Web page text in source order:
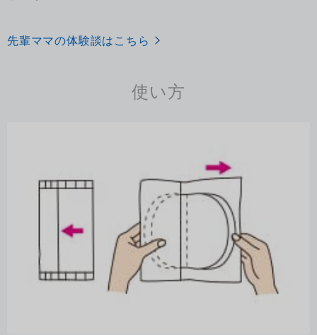
先輩ママの体験談はこちら
使い方